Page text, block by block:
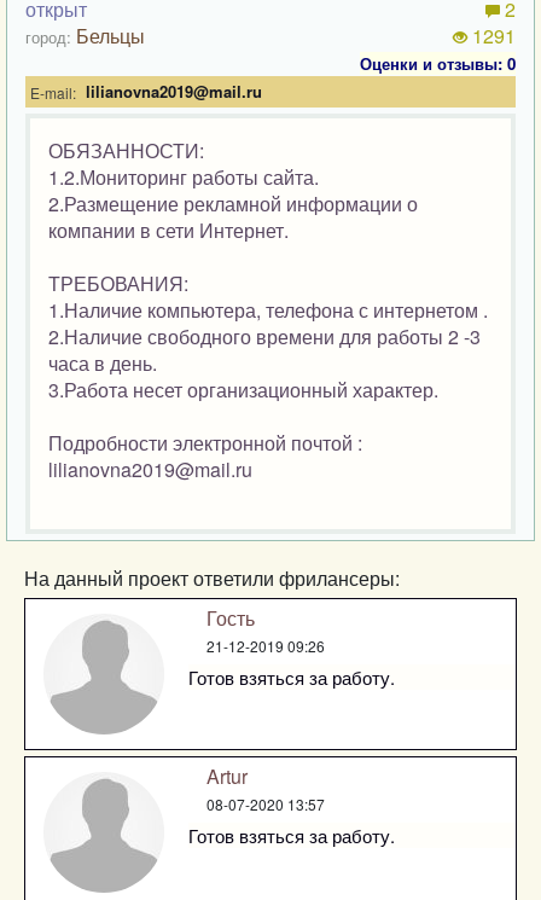
открыт
город: Бельцы
2
1291
Оценки и отзывы: 0
E-mail: lilianovna2019@mail.ru
ОБЯЗАННОСТИ:
1.2.Мониторинг работы сайта.
2.Размещение рекламной информации о
компании в сети Интернет.
ТРЕБОВАНИЯ:
1.Наличие компьютера, телефона с интернетом .
2.Наличие свободного времени для работы 2 -3
часа в день.
3.Работа несет организационный характер.
Подробности электронной почтой :
lilianovna2019@mail.ru
На данный проект ответили фрилансеры:
Гость
21-12-2019 09:26
Готов взяться за работу.
Artur
08-07-2020 13:57
Готов взяться за работу.